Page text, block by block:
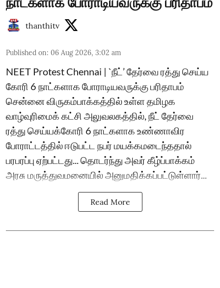
thanthitv
Published on: 06 Aug 2026, 3:02 am
NEET Protest Chennai | `நீட்’ தேர்வை ரத்து செய்ய
கோரி 6 நாட்களாக போராடியவருக்கு பரிதாபம்
சென்னை விருகம்பாக்கத்தில் உள்ள தமிழக
வாழ்வுரிமைக் கட்சி அலுவலகத்தில், நீட் தேர்வை
ரத்து செய்யக்கோரி 6 நாட்களாக உண்ணாவிர
போராட்டத்தில் ஈடுபட்ட நபர் மயக்கமடைந்த‌தால்
பரபரப்பு ஏற்பட்ட‌து... தொடர்ந்து அவர் கீழ்ப்பாக்கம்
அரசு மருத்துவமனையில் அனுமதிக்கப்பட்டுள்ளார்...
Read More